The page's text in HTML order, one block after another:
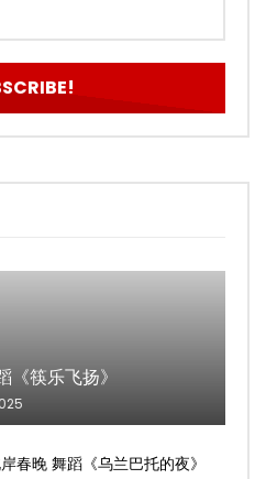
筷乐飞扬》
春晚 舞蹈《乌兰巴托的夜》